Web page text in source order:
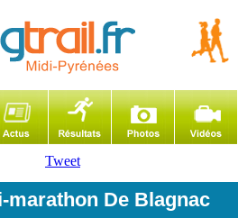
Tweet
marathon De Blagnac